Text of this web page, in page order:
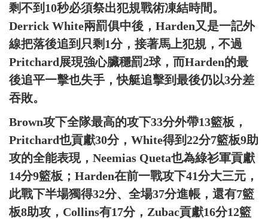
剩不到10秒必須祭出犯規戰術凍結時間。
Derrick White兩罰俱中後，Harden又是一記外
線把落後追到只剩1分，接著馬上犯規，不過
Pritchard展現強心臟穩罰2球，而Harden的最
後追平一擊也失手，快艇追擊到最後仍以3分差
吞敗。
Brown攻下全隊最高的攻下33分外帶13籃板，
Pritchard也貢獻30分，White得到22分7籃板9助
攻的全能表現，Neemias Queta也為綠衫軍貢獻
14分9籃板；Harden在前一戰攻下41分大三元，
此戰下半場獨得32分、全場37分進帳，還有7籃
板8助攻，Collins有17分，Zubac貢獻16分12籃